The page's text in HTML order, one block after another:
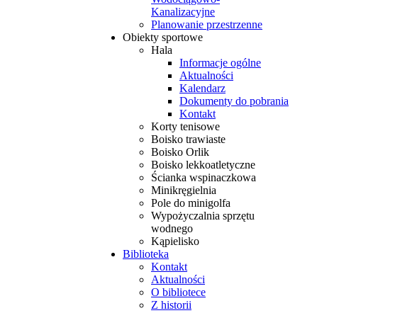
Kanalizacyjne
Planowanie przestrzenne
Obiekty sportowe
Hala
Informacje ogólne
Aktualności
Kalendarz
Dokumenty do pobrania
Kontakt
Korty tenisowe
Boisko trawiaste
Boisko Orlik
Boisko lekkoatletyczne
Ścianka wspinaczkowa
Minikręgielnia
Pole do minigolfa
Wypożyczalnia sprzętu
wodnego
Kąpielisko
Biblioteka
Kontakt
Aktualności
O bibliotece
Z historii